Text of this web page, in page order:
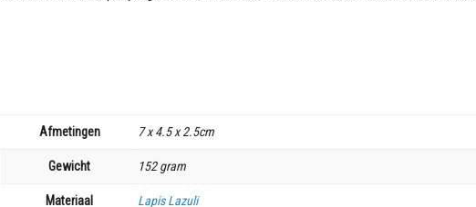
Afmetingen 7 x 4.5 x 2.5cm
Gewicht 152 gram
Materiaal Lapis Lazuli